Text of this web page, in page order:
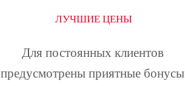
ЛУЧШИЕ ЦЕНЫ
Для постоянных клиентов
предусмотрены приятные бонусы